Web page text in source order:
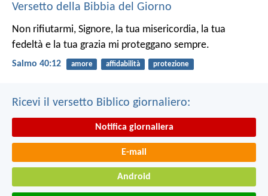
Versetto della Bibbia del Giorno
Non rifiutarmi, Signore, la tua misericordia, la tua
fedeltà e la tua grazia mi proteggano sempre.
Salmo 40:12 amore affidabilità protezione
Ricevi il versetto Biblico giornaliero:
Notifica giornaliera
E-mail
Android